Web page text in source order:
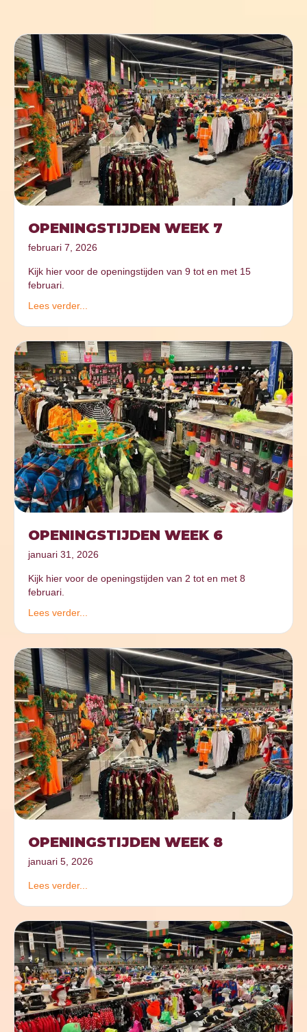
OPENINGSTIJDEN WEEK 7
februari 7, 2026
Kijk hier voor de openingstijden van 9 tot en met 15
februari.
Lees verder...
OPENINGSTIJDEN WEEK 6
januari 31, 2026
Kijk hier voor de openingstijden van 2 tot en met 8
februari.
Lees verder...
OPENINGSTIJDEN WEEK 8
januari 5, 2026
Lees verder...